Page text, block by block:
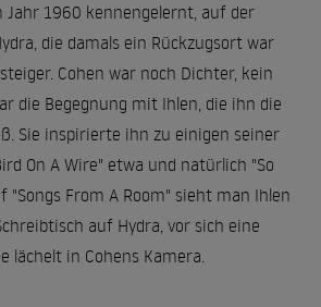
1960 kennengelernt, auf der
die damals ein Rückzugsort war
Cohen war noch Dichter, kein
die Begegnung mit Ihlen, die ihn die
Sie inspirierte ihn zu einigen seiner
On A Wire" etwa und natürlich "So
"Songs From A Room" sieht man Ihlen
auf Hydra, vor sich eine
lächelt in Cohens Kamera.